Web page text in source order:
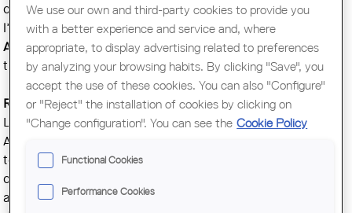
conferència ‘Patrimoni emocional’, a càrrec de
l’arquitecteRicardo Floresdel despatxFlores & Prats
Arquitectes. L'acte també es podrà seguir en directe a
través delYouTube de la Demarcació de Girona del COAC
Ricardo Flores
L’any 1998 forma amb Eva Prats l’estudi Flores & Prats
Arquitectes, un despatx dedicat a la confrontació de la
teoria i la pràctica acadèmica amb l'activitat de projectar i
construir. Han treballat en la reocupació d'estructures
antigues, així com en la participació veïnal en el procés de
We use our own and third-party cookies to provide you
with a better experience and service and, where
appropriate, to display advertising related to preferences
by analyzing your browsing habits. By clicking "Save", you
accept the use of these cookies. You can also "Configure"
or "Reject" the installation of cookies by clicking on
"Change configuration". You can see the Cookie Policy
Functional Cookies
Performance Cookies